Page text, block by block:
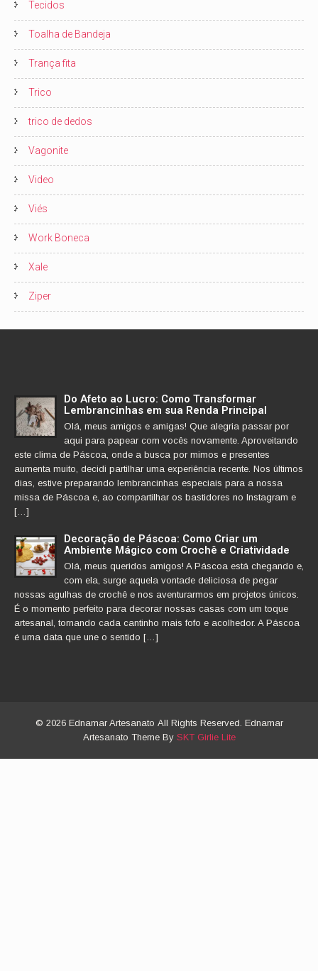
Tecidos
Toalha de Bandeja
Trança fita
Trico
trico de dedos
Vagonite
Video
Viés
Work Boneca
Xale
Ziper
Do Afeto ao Lucro: Como Transformar
Lembrancinhas em sua Renda Principal
Olá, meus amigos e amigas! Que alegria passar por
aqui para papear com vocês novamente. Aproveitando
este clima de Páscoa, onde a busca por mimos e presentes
aumenta muito, decidi partilhar uma experiência recente. Nos últimos
dias, estive preparando lembrancinhas especiais para a nossa
missa de Páscoa e, ao compartilhar os bastidores no Instagram e
[…]
Decoração de Páscoa: Como Criar um
Ambiente Mágico com Crochê e Criatividade
Olá, meus queridos amigos! A Páscoa está chegando e,
com ela, surge aquela vontade deliciosa de pegar
nossas agulhas de crochê e nos aventurarmos em projetos únicos.
É o momento perfeito para decorar nossas casas com um toque
artesanal, tornando cada cantinho mais fofo e acolhedor. A Páscoa
é uma data que une o sentido […]
© 2026 Ednamar Artesanato All Rights Reserved. Ednamar
Artesanato Theme By SKT Girlie Lite